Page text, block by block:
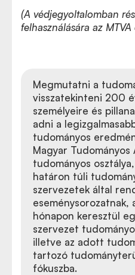
(A védjegyoltalomban
felhasználására az
Megmutatni a
visszatekinteni 200
személyeire és
adni a
tudományos
Magyar Tudományos
tudományos
határon túli
szervezetek által
eseménysorozatnak,
hónapon keresztül
szervezet
illetve az adott
tartozó
fókuszba.